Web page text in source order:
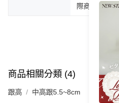
際商品為主。
商品相關分類 (4)
跟高 中高跟5.5~8cm